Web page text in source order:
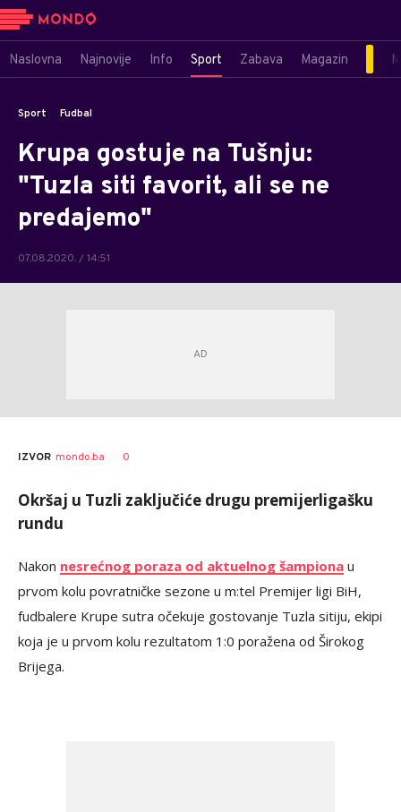
Naslovna Najnovije Info Sport Zabava Magazin
Sport Fudbal
Krupa gostuje na Tušnju:
"Tuzla siti favorit, ali se ne
predajemo"
07.08.2020. / 14:51
IZVOR mondo.ba 0
Okršaj u Tuzli zaključiće drugu premijerligašku
rundu
Nakon nesrećnog poraza od aktuelnog šampiona u
prvom kolu povratničke sezone u m:tel Premijer ligi BiH,
fudbalere Krupe sutra očekuje gostovanje Tuzla sitiju, ekipi
koja je u prvom kolu rezultatom 1:0 poražena od Širokog
Brijega.